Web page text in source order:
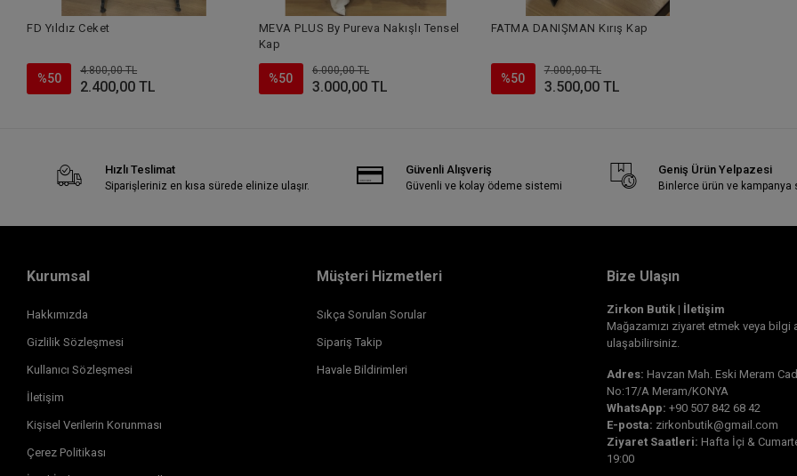
FD Yıldız Ceket
%50
4.800,00 TL
2.400,00 TL
MEVA PLUS By Pureva Nakışlı Tensel
Kap
%50
6.000,00 TL
3.000,00 TL
FATMA DANIŞMAN Kırış Kap
%50
7.000,00 TL
3.500,00 TL
Hızlı Teslimat
Siparişleriniz en kısa sürede elinize ulaşır.
Güvenli Alışveriş
Güvenli ve kolay ödeme sistemi
Geniş Ürün Yelpazesi
Binlerce ürün ve kampanya
Kurumsal
Hakkımızda
Gizlilik Sözleşmesi
Kullanıcı Sözleşmesi
İletişim
Kişisel Verilerin Korunması
Çerez Politikası
Müşteri Hizmetleri
Sıkça Sorulan Sorular
Sipariş Takip
Havale Bildirimleri
Bize Ulaşın
Zirkon Butik | İletişim
Mağazamızı ziyaret etmek veya
ulaşabilirsiniz.
Adres: Havzan Mah. Eski Meram
No:17/A Meram/KONYA
WhatsApp: +90 507 842 68 42
E-posta: zirkonbutik@gmail.com
Ziyaret Saatleri: Hafta İçi &
19:00